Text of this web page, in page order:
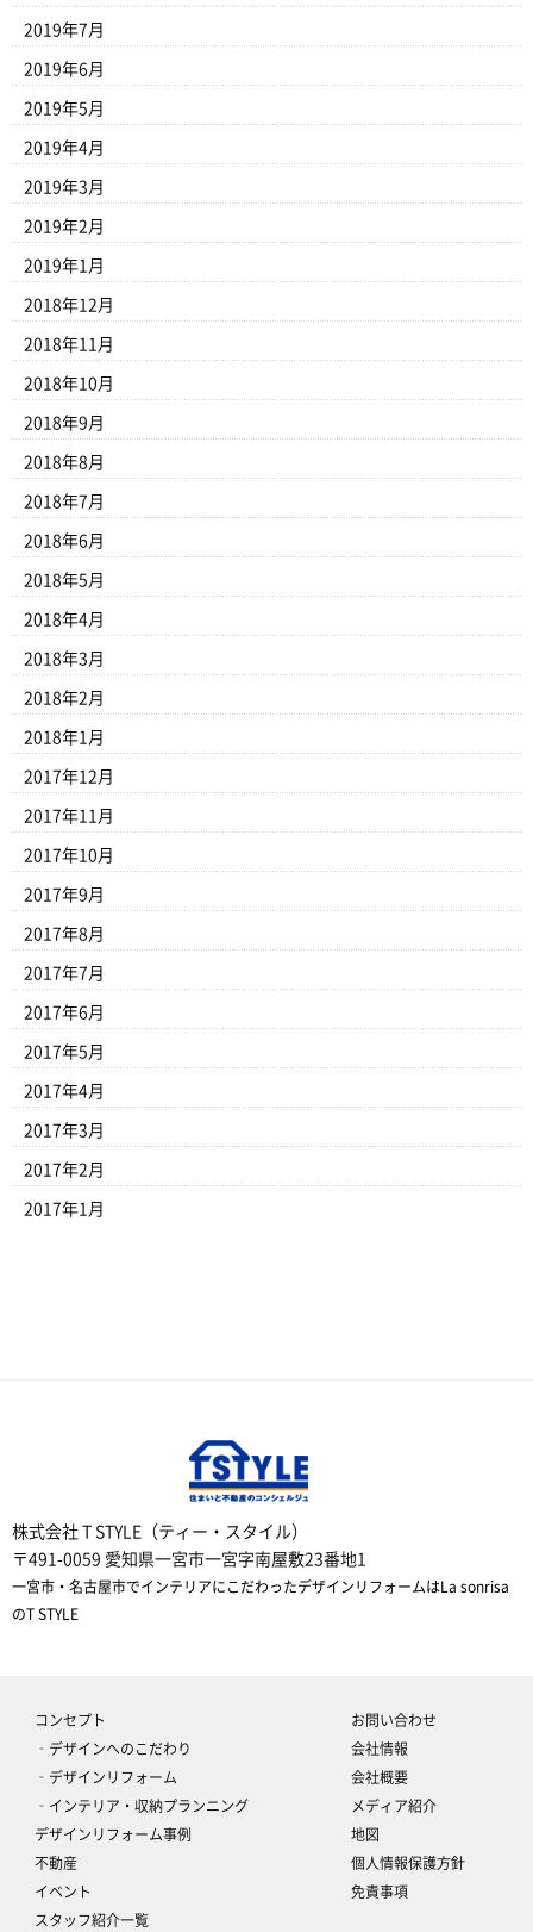
2019年7月
2019年6月
2019年5月
2019年4月
2019年3月
2019年2月
2019年1月
2018年12月
2018年11月
2018年10月
2018年9月
2018年8月
2018年7月
2018年6月
2018年5月
2018年4月
2018年3月
2018年2月
2018年1月
2017年12月
2017年11月
2017年10月
2017年9月
2017年8月
2017年7月
2017年6月
2017年5月
2017年4月
2017年3月
2017年2月
2017年1月
株式会社 T STYLE（ティー・スタイル）
〒491-0059 愛知県一宮市一宮字南屋敷23番地1
一宮市・名古屋市でインテリアにこだわったデザインリフォームはLa sonrisa
のT STYLE
コンセプト
‐デザインへのこだわり
‐デザインリフォーム
‐インテリア・収納プランニング
デザインリフォーム事例
不動産
イベント
スタッフ紹介一覧
お問い合わせ
会社情報
会社概要
メディア紹介
地図
個人情報保護方針
免責事項